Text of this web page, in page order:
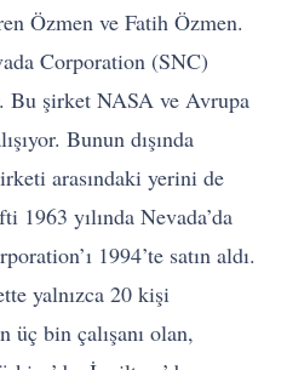
Özmen ve Fatih Özmen.
Corporation (SNC)
Bu şirket NASA ve Avrupa
Bunun dışında
arasındaki yerini de
1963 yılında Nevada’da
1994’te satın aldı.
yalnızca 20 kişi
üç bin çalışanı olan,